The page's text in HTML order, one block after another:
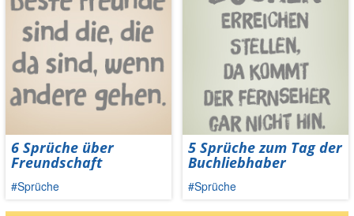
6 Sprüche über
Freundschaft
#Sprüche
5 Sprüche zum Tag der
Buchliebhaber
#Sprüche